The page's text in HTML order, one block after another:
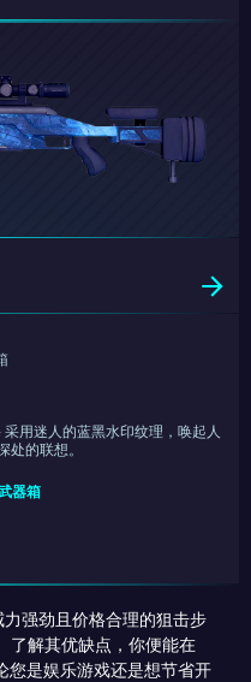
用迷人的蓝黑水印纹理，唤起人
处的联想。
器箱
强劲且价格合理的狙击步
了解其优缺点，你便能在
您是娱乐游戏还是想节省开